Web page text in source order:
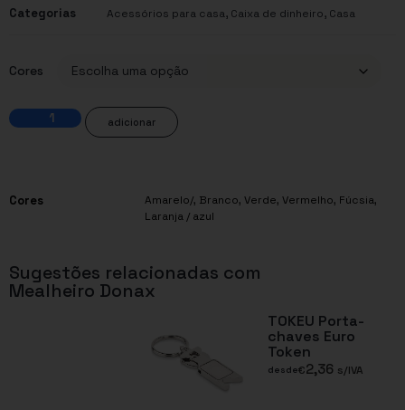
Categorias
Acessórios para casa, Caixa de dinheiro, Casa
Cores
adicionar
Cores Amarelo/, Branco, Verde, Vermelho, Fúcsia,
Laranja / azul
Sugestões relacionadas com
Mealheiro Donax
TOKEU Porta-
chaves Euro
Token
desde€2,36 s/IVA